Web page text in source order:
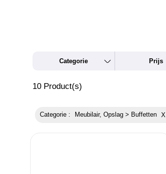
Categorie Prijs
10 Product(s)
Categorie : Meubilair, Opslag > Buffetten X